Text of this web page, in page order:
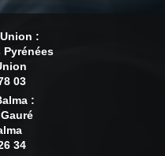
:
Pyrénées
03
:
34